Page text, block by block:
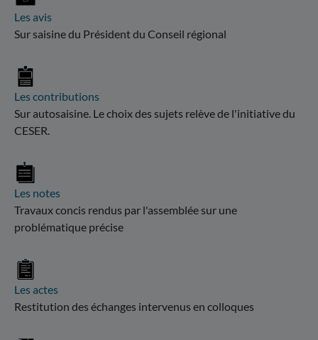
Les avis
Sur saisine du Président du Conseil régional
Les contributions
Sur autosaisine. Le choix des sujets relève de l'initiative du
CESER.
Les notes
Travaux concis rendus par l'assemblée sur une
problématique précise
Les actes
Restitution des échanges intervenus en colloques